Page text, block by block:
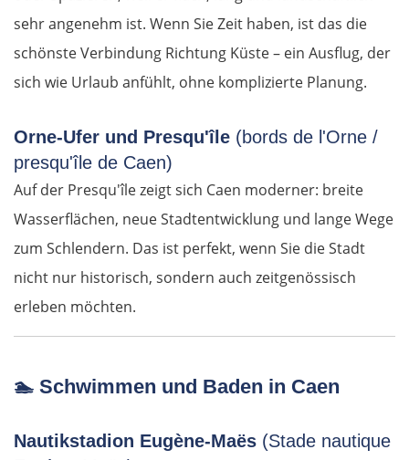
sehr angenehm ist. Wenn Sie Zeit haben, ist das die
schönste Verbindung Richtung Küste – ein Ausflug, der
sich wie Urlaub anfühlt, ohne komplizierte Planung.
Orne-Ufer und Presqu'île (bords de l'Orne /
presqu'île de Caen)
Auf der Presqu'île zeigt sich Caen moderner: breite
Wasserflächen, neue Stadtentwicklung und lange Wege
zum Schlendern. Das ist perfekt, wenn Sie die Stadt
nicht nur historisch, sondern auch zeitgenössisch
erleben möchten.
🏊 Schwimmen und Baden in Caen
Nautikstadion Eugène-Maës (Stade nautique
Chalkida
Athen
Korinth
Patras
Mesolongi
Ioannina
Argos Orestiko